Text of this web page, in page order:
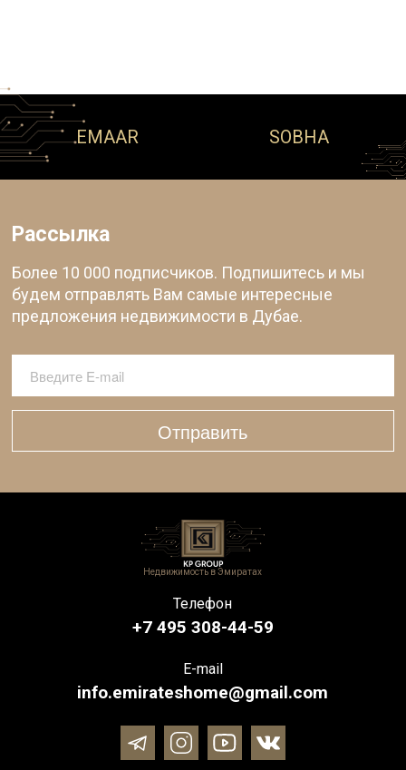
EMAAR SOBHA
Рассылка
Более 10 000 подписчиков. Подпишитесь и мы
будем отправлять Вам самые интересные
предложения недвижимости в Дубае.
Отправить
Недвижимость в Эмиратах
Телефон
+7 495 308-44-59
E-mail
info.emirateshome@gmail.com